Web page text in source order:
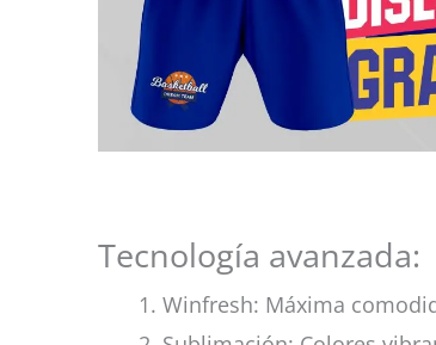
Tecnología avanzada:
Winfresh: Máxima